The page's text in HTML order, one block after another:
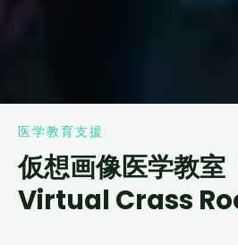
医学教育支援
仮想画像医学教室
Virtual Crass